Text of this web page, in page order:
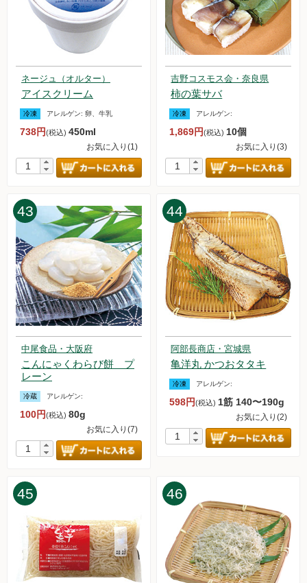
ネージュ（オルター）
アイスクリーム
冷凍 アレルゲン: 卵、牛乳
738円(税込) 450ml
お気に入り(1)
吉野コスモス会・奈良県
柿の葉サバ
冷凍 アレルゲン:
1,869円(税込) 10個
お気に入り(3)
43
中尾食品・大阪府
こんにゃくわらび餅 プ
レーン
冷蔵 アレルゲン:
100円(税込) 80g
お気に入り(7)
44
阿部長商店・宮城県
亀洋丸 かつおタタキ
冷凍 アレルゲン:
598円(税込) 1筋 140〜190g
お気に入り(2)
45 46